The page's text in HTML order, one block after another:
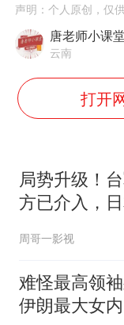
声明：个人原创，仅
唐老师小课堂
云南
打开
局势升级！
方已介入，
突变，大陆
周哥一影视
难怪最高领
伊朗最大女